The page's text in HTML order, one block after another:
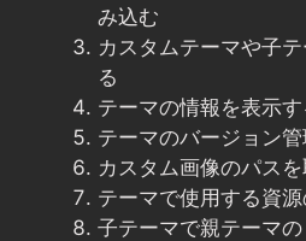
み込む
カスタムテーマや子
る
テーマの情報を表示す
テーマのバージョン管
カスタム画像のパス
テーマで使用する資
子テーマで親テーマ